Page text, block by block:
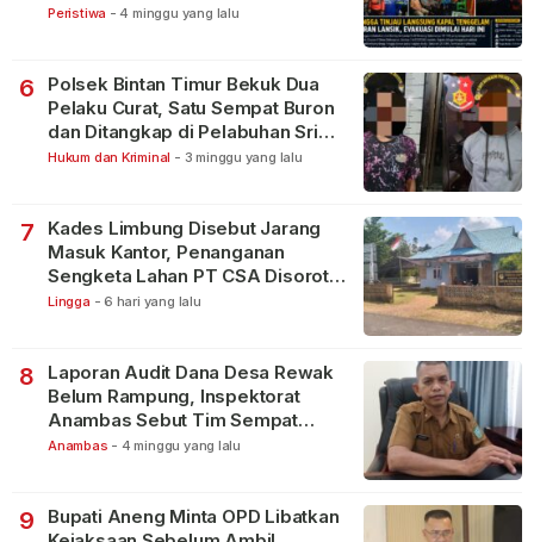
Peristiwa - 4 minggu yang lalu
6
Polsek Bintan Timur Bekuk Dua
Pelaku Curat, Satu Sempat Buron
dan Ditangkap di Pelabuhan Sri
Bintan Pura
Hukum dan Kriminal - 3 minggu yang lalu
7
Kades Limbung Disebut Jarang
Masuk Kantor, Penanganan
Sengketa Lahan PT CSA Disorot
Warga
Lingga - 6 hari yang lalu
8
Laporan Audit Dana Desa Rewak
Belum Rampung, Inspektorat
Anambas Sebut Tim Sempat
Terbagi Tangani Kasus Lain
Anambas - 4 minggu yang lalu
9
Bupati Aneng Minta OPD Libatkan